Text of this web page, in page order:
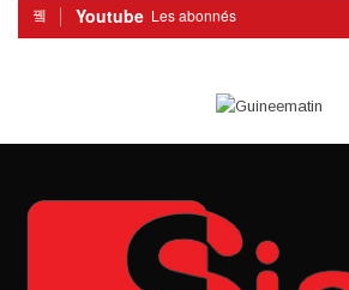
Youtube Les abonnés